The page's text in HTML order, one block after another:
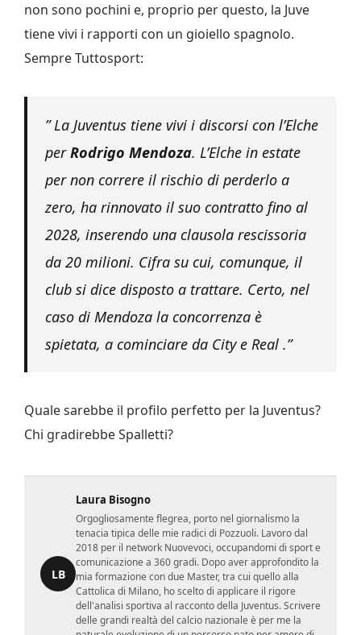
non sono pochini e, proprio per questo, la Juve
tiene vivi i rapporti con un gioiello spagnolo.
Sempre Tuttosport:
” La Juventus tiene vivi i discorsi con l’Elche
perRodrigo Mendoza. L’Elche in estate
per non correre il rischio di perderlo a
zero, ha rinnovato il suo contratto fino al
2028, inserendo una clausola rescissoria
da 20 milioni. Cifra su cui, comunque, il
club si dice disposto a trattare. Certo, nel
caso di Mendoza la concorrenza è
spietata, a cominciare da City e Real .”
Quale sarebbe il profilo perfetto per la Juventus?
Chi gradirebbe Spalletti?
LB
Laura Bisogno
Orgogliosamente flegrea, porto nel giornalismo la
tenacia tipica delle mie radici di Pozzuoli. Lavoro dal
2018 per il network Nuovevoci, occupandomi di sport e
comunicazione a 360 gradi. Dopo aver approfondito la
mia formazione con due Master, tra cui quello alla
Cattolica di Milano, ho scelto di applicare il rigore
dell'analisi sportiva al racconto della Juventus. Scrivere
delle grandi realtà del calcio nazionale è per me la